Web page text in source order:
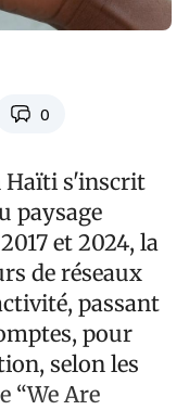
0
Haïti s'inscrit
paysage
et 2024, la
de réseaux
passant
pour
selon les
“We Are